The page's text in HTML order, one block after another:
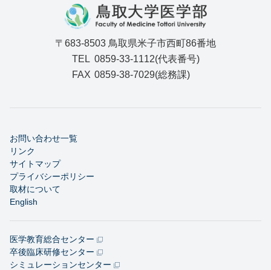
〒683-8503 鳥取県米子市西町86番地
TEL 0859-33-1112(代表番号)
FAX 0859-38-7029(総務課)
お問い合わせ一覧
リンク
サイトマップ
プライバシーポリシー
取材について
English
医学教育総合センター
卒後臨床研修センター
シミュレーションセンター